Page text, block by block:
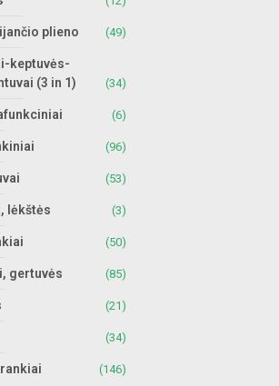
plieno (49)
keptuvės-
(3 in 1)
(34)
(6)
(96)
(53)
lėkštės (3)
(50)
gertuvės (85)
(21)
(34)
(146)